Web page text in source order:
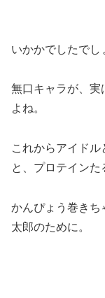
いかかでしたでし
無口キャラが、実
よね。
これからアイド
と、プロテインた
かんぴょう巻きち
太郎のために。